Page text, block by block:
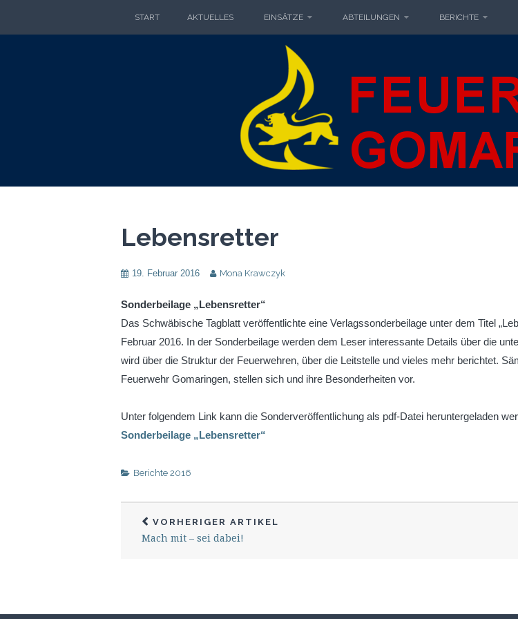
START AKTUELLES EINSÄTZE ABTEILUNGEN BERICHTE
FREIWILLIGE FEUERWEHR GOMARINGEN
Lebensretter
19. Februar 2016 Mona Krawczyk
Sonderbeilage „Lebensretter“
Das Schwäbische Tagblatt veröffentlichte eine Verlagssonderbeilage unter dem Titel
Februar 2016. In der Sonderbeilage werden dem Leser interessante Details über die
wird über die Struktur der Feuerwehren, über die Leitstelle und vieles mehr berichtet.
Feuerwehr Gomaringen, stellen sich und ihre Besonderheiten vor.
Unter folgendem Link kann die Sonderveröffentlichung als pdf-Datei heruntergeladen
Sonderbeilage „Lebensretter“
Berichte 2016
VORHERIGER ARTIKEL
Mach mit – sei dabei!